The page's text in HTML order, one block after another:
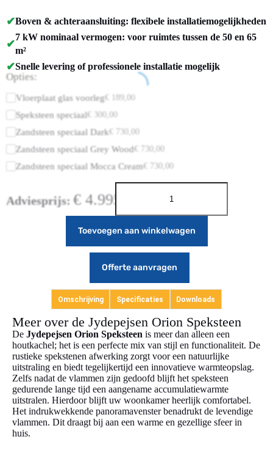
✔Boven & achteraansluiting: flexibele installatiemogelijkheden
✔
7 kW nominaal vermogen: voor ruimtes tussen de 50 en 65
m²
✔Snelle levering of professionele installatie mogelijk
Opties:
Vloerplaat glas voorleg€ 189,00
Speksteen speciaal€ 300,00
Zandsteen speciaal Dark€ 730,00
Zandsteen speciaal Grey Wood€ 730,00
Zandsteen speciaal Mocca Cream€ 730,00
Adviesprijs: € 4.995,00
Toevoegen aan winkelwagen
Offerte aanvragen
Omschrijving Specificaties Downloads
Meer over de Jydepejsen Orion Speksteen
De Jydepejsen Orion Speksteen is meer dan alleen een
houtkachel; het is een perfecte mix van stijl en functionaliteit. De
rustieke spekstenen afwerking zorgt voor een natuurlijke
uitstraling en biedt tegelijkertijd een innovatieve warmteopslag.
Zelfs nadat de vlammen zijn gedoofd blijft het speksteen
gedurende lange tijd een aangename accumulatiewarmte
uitstralen. Hierdoor blijft uw woonkamer heerlijk comfortabel.
Het indrukwekkende panoramavenster benadrukt de levendige
vlammen. Dit draagt bij aan een warme en gezellige sfeer in
huis.